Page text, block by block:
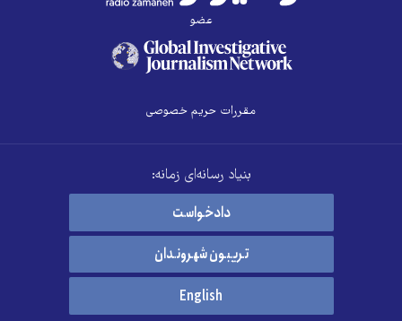
عضو
مقررات حریم خصوصی
بنیاد رسانه‌ای زمانه:
دادخواست
تریبون شهروندان
English